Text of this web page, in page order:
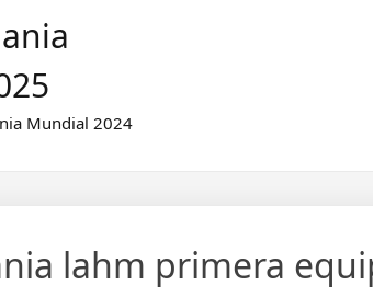
Mundial 2024
lahm primera